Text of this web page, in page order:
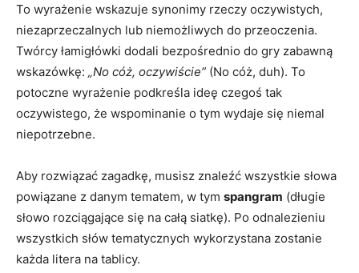
To wyrażenie wskazuje synonimy rzeczy oczywistych,
niezaprzeczalnych lub niemożliwych do przeoczenia.
Twórcy łamigłówki dodali bezpośrednio do gry zabawną
wskazówkę: „No cóż, oczywiście” (No cóż, duh). To
potoczne wyrażenie podkreśla ideę czegoś tak
oczywistego, że wspominanie o tym wydaje się niemal
niepotrzebne.
Aby rozwiązać zagadkę, musisz znaleźć wszystkie słowa
powiązane z danym tematem, w tym spangram (długie
słowo rozciągające się na całą siatkę). Po odnalezieniu
wszystkich słów tematycznych wykorzystana zostanie
każda litera na tablicy.